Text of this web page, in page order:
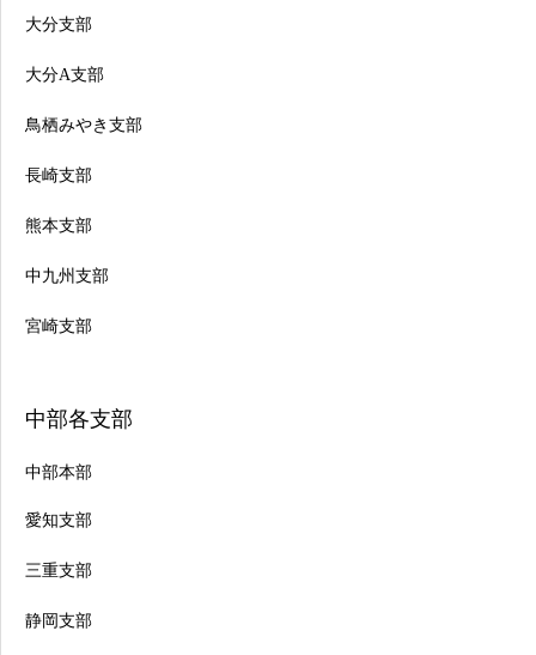
大分支部
大分A支部
鳥栖みやき支部
長崎支部
熊本支部
中九州支部
宮崎支部
中部各支部
中部本部
愛知支部
三重支部
静岡支部